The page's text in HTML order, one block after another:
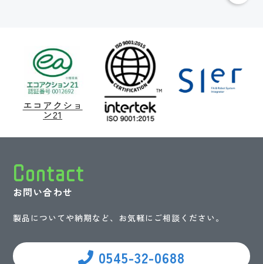
エコアクショ
ン21
Contact
お問い合わせ
製品についてや納期など、お気軽にご相談ください。
0545-32-0688